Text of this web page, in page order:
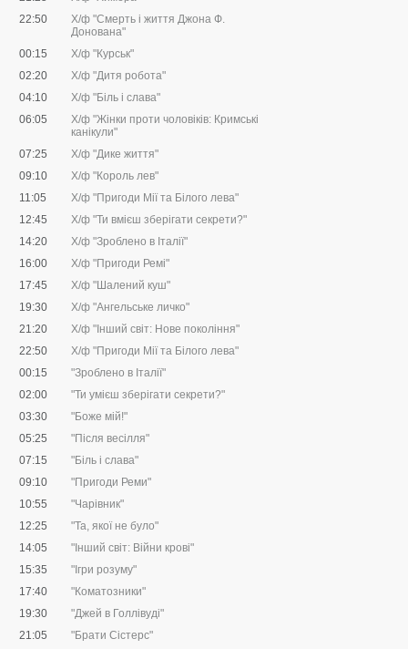
22:50
Х/ф "Смерть і життя Джона Ф.
Донована"
00:15
Х/ф "Курськ"
02:20
Х/ф "Дитя робота"
04:10
Х/ф "Біль і слава"
06:05
Х/ф "Жінки проти чоловіків: Кримські
канікули"
07:25
Х/ф "Дике життя"
09:10
Х/ф "Король лев"
11:05
Х/ф "Пригоди Мії та Білого лева"
12:45
Х/ф "Ти вмієш зберігати секрети?"
14:20
Х/ф "Зроблено в Італії"
16:00
Х/ф "Пригоди Ремі"
17:45
Х/ф "Шалений куш"
19:30
Х/ф "Ангельське личко"
21:20
Х/ф "Інший світ: Нове покоління"
22:50
Х/ф "Пригоди Мії та Білого лева"
00:15
"Зроблено в Італії"
02:00
"Ти умієш зберігати секрети?"
03:30
"Боже мій!"
05:25
"Після весілля"
07:15
"Біль і слава"
09:10
"Пригоди Реми"
10:55
"Чарівник"
12:25
"Та, якої не було"
14:05
"Інший світ: Війни крові"
15:35
"Ігри розуму"
17:40
"Коматозники"
19:30
"Джей в Голлівуді"
21:05
"Брати Сістерс"